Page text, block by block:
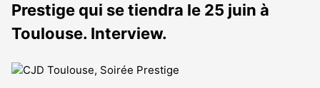
Prestige qui se tiendra le 25 juin à
Toulouse. Interview.